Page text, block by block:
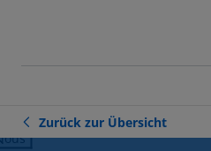
Zurück zur Übersicht